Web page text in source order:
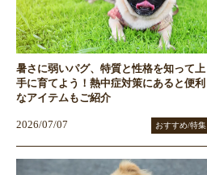
暑さに弱いパグ、特質と性格を知って上
手に育てよう！熱中症対策にあると便利
なアイテムもご紹介
2026/07/07 おすすめ/特集